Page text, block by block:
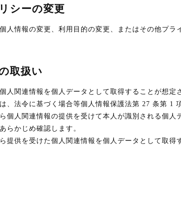
シーの変更
人情報の変更、利用目的の変更、またはその他プ
取扱い
人関連情報を個人データとして取得することが想定
、法令に基づく場合等個人情報保護法第 27 条第 1
個人関連情報の提供を受けて本人が識別される個
らかじめ確認します。
提供を受けた個人関連情報を個人データとして取得